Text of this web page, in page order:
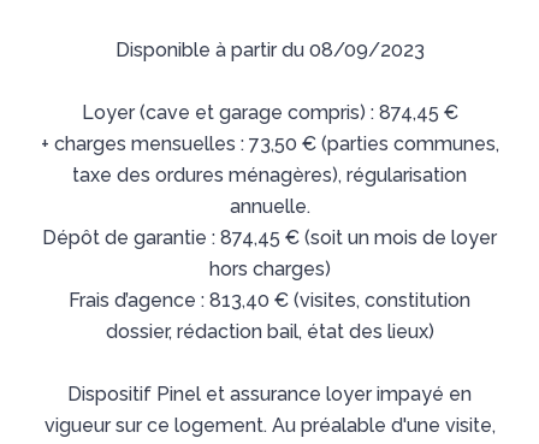
Disponible à partir du 08/09/2023
Loyer (cave et garage compris) : 874,45 €
+ charges mensuelles : 73,50 € (parties communes,
taxe des ordures ménagères), régularisation
annuelle.
Dépôt de garantie : 874,45 € (soit un mois de loyer
hors charges)
Frais d’agence : 813,40 € (visites, constitution
dossier, rédaction bail, état des lieux)
Dispositif Pinel et assurance loyer impayé en
vigueur sur ce logement. Au préalable d'une visite,